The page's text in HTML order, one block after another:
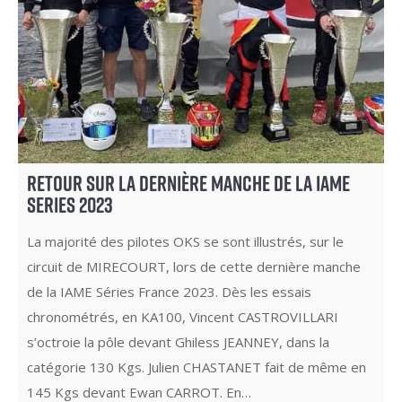
RETOUR SUR LA DERNIÈRE MANCHE DE LA IAME
SERIES 2023
La majorité des pilotes OKS se sont illustrés, sur le
circuit de MIRECOURT, lors de cette dernière manche
de la IAME Séries France 2023. Dès les essais
chronométrés, en KA100, Vincent CASTROVILLARI
s’octroie la pôle devant Ghiless JEANNEY, dans la
catégorie 130 Kgs. Julien CHASTANET fait de même en
145 Kgs devant Ewan CARROT. En…